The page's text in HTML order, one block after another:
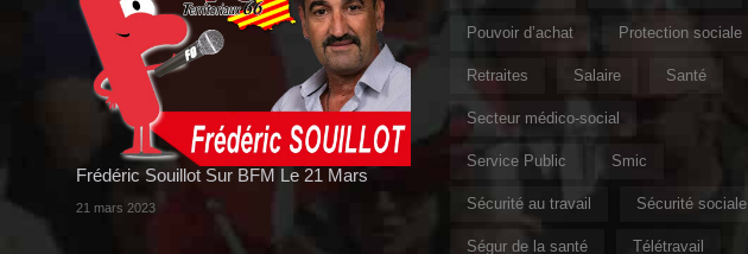
Frédéric Souillot Sur BFM Le 21 Mars
21 mars 2023
Pouvoir d’achat Protection sociale
Retraites Salaire Santé
Secteur médico-social
Service Public Smic
Sécurité au travail Sécurité sociale
Ségur de la santé Télétravail